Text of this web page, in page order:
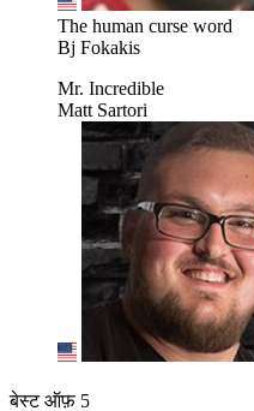
The human curse word
Bj Fokakis
Mr. Incredible
Matt Sartori
बेस्ट ऑफ़ 5